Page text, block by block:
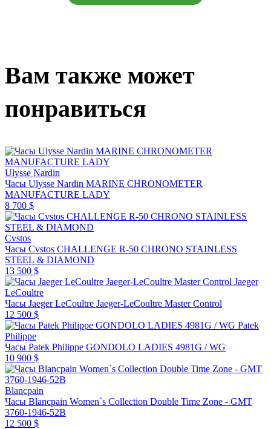
Вам также может
понравиться
Ulysse Nardin
Часы Ulysse Nardin MARINE CHRONOMETER
MANUFACTURE LADY
8 700 $
Cvstos
Часы Cvstos CHALLENGE R-50 CHRONO STAINLESS
STEEL & DIAMOND
13 500 $
Jaeger
LeCoultre
Часы Jaeger LeCoultre Jaeger-LeCoultre Master Control
12 500 $
Patek
Philippe
Часы Patek Philippe GONDOLO LADIES 4981G / WG
10 900 $
Blancpain
Часы Blancpain Women`s Collection Double Time Zone - GMT
3760-1946-52B
12 500 $